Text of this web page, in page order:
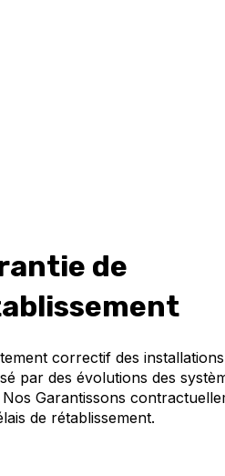
de
correctif des
par des évolutions des
Nos Garantissons
de rétablissement.